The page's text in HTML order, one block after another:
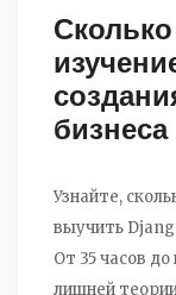
бизнеса
Узнайте,
выучить
От 35 часов
лишней